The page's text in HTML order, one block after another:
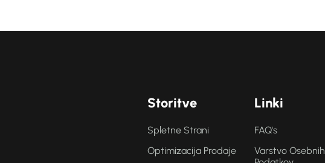
Storitve
Spletne Strani
Optimizacija Prodaje
Linki
FAQ's
Varstvo Osebnih